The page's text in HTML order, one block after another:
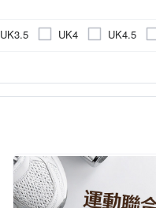
UK3.5 UK4 UK4.5